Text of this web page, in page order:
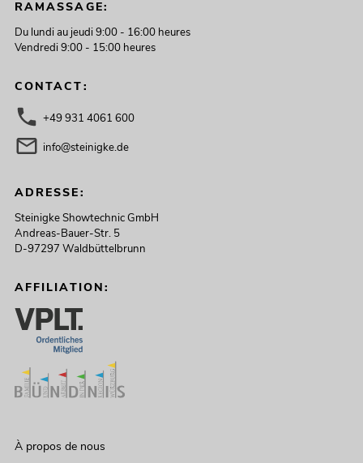
RAMASSAGE:
Du lundi au jeudi 9:00 - 16:00 heures
Vendredi 9:00 - 15:00 heures
CONTACT:
+49 931 4061 600
info@steinigke.de
ADRESSE:
Steinigke Showtechnic GmbH
Andreas-Bauer-Str. 5
D-97297 Waldbüttelbrunn
AFFILIATION:
À propos de nous